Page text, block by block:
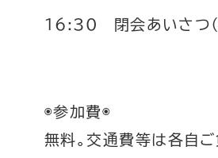
16:30 閉会あいさつ（
◉参加費◉
無料。交通費等は各自ご